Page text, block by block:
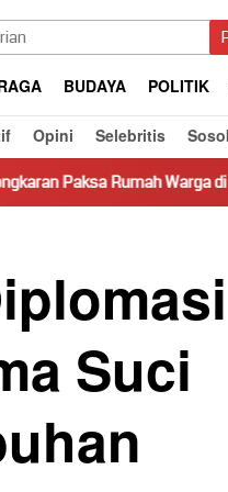
BUDAYA POLITIK
Opini Selebritis
Warga di Pasaman Tanpa
Suci